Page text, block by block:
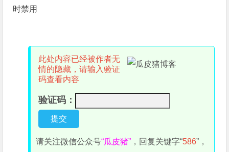
时禁用
此处内容已经被作者无
情的隐藏，请输入验证
码查看内容
验证码：
请关注微信公众号“瓜皮猪” ，回复关键字“586”，